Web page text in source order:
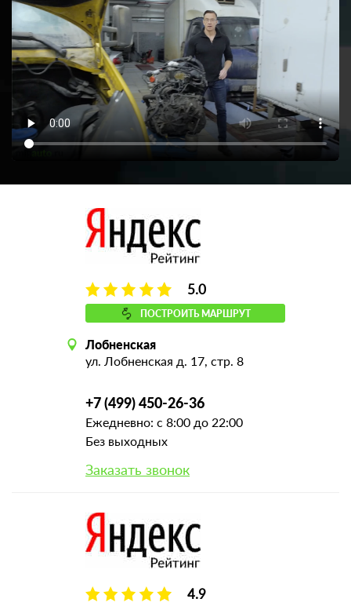
5.0
ПОСТРОИТЬ МАРШРУТ
Лобненская
ул. Лобненская д. 17, стр. 8
+7 (499) 450-26-36
Ежедневно: с 8:00 до 22:00
Без выходных
Заказать звонок
4.9